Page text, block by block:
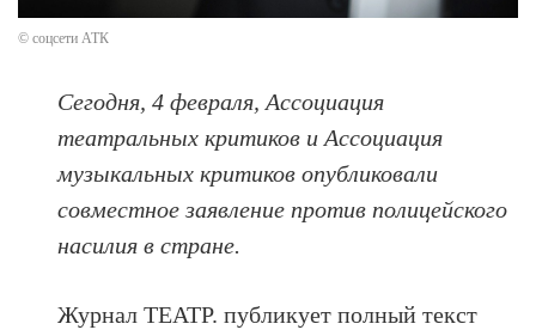
© соцсети АТК
Сегодня, 4 февраля, Ассоциация
театральных критиков и Ассоциация
музыкальных критиков опубликовали
совместное заявление против полицейского
насилия в стране.
Журнал ТЕАТР. публикует полный текст